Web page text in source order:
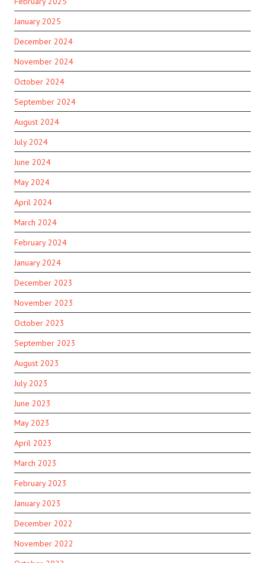
January 2025
December 2024
November 2024
October 2024
September 2024
August 2024
July 2024
June 2024
May 2024
April 2024
March 2024
February 2024
January 2024
December 2023
November 2023
October 2023
September 2023
August 2023
July 2023
June 2023
May 2023
April 2023
March 2023
February 2023
January 2023
December 2022
November 2022